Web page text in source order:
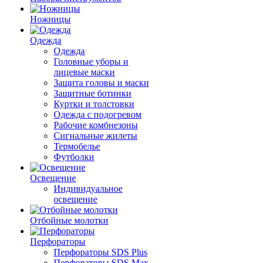
Ножницы
Одежда
Одежда
Головные уборы и
лицевые маски
Защита головы и маски
Защитные ботинки
Куртки и толстовки
Одежда с подогревом
Рабочие комбнезоны
Сигнальные жилеты
Термобелье
Футболки
Освещение
Индивидуальное
освещение
Отбойные молотки
Перфораторы
Перфораторы SDS Plus